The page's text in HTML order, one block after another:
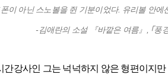
이 아닌 스노볼을 쥔 기분이었다. 유리볼 안
-김애란의 소설 『바깥은 여름』, ｢풍
강사인 그는 넉넉하지 않은 형편이지